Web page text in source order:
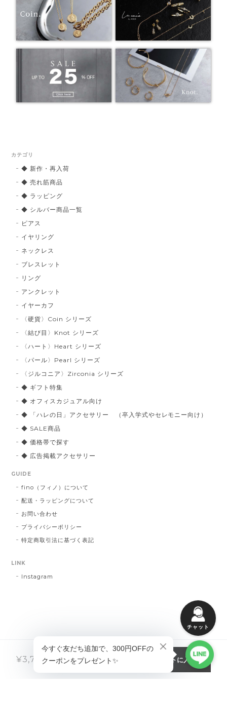
¥3,780 税込 カートに入れる
カテゴリ
◆ 新作・再入荷
◆ 売れ筋商品
◆ ラッピング
◆ シルバー商品一覧
ピアス
イヤリング
ネックレス
ブレスレット
リング
アンクレット
イヤーカフ
〈硬貨〉Coin シリーズ
〈結び目〉Knot シリーズ
〈ハート〉Heart シリーズ
〈パール〉Pearl シリーズ
〈ジルコニア〉Zirconia シリーズ
◆ ギフト特集
◆ オフィスカジュアル向け
◆ 「ハレの日」アクセサリー （卒入学式やセレモニー向け）
◆ SALE商品
◆ 価格帯で探す
◆ 広告掲載アクセサリー
GUIDE
fino（フィノ）について
配送・ラッピングについて
お問い合わせ
プライバシーポリシー
特定商取引法に基づく表記
LINK
Instagram
チャット